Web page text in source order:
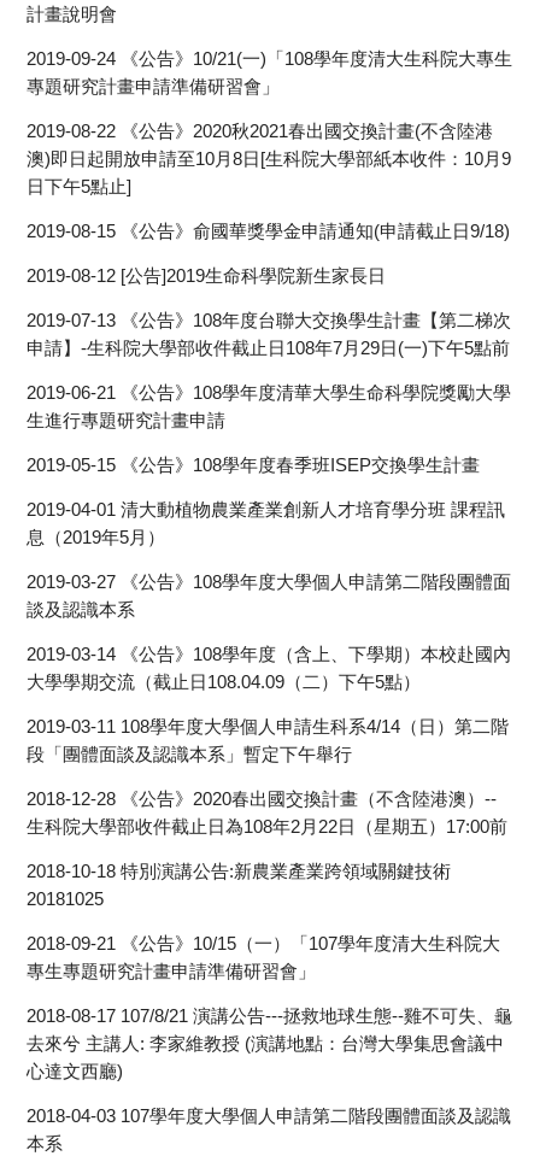
計畫說明會
2019-09-24
《公告》10/21(一)「108學年度清大生科院大專生
專題研究計畫申請準備研習會」
2019-08-22
《公告》2020秋2021春出國交換計畫(不含陸港
澳)即日起開放申請至10月8日[生科院大學部紙本收件：10月9
日下午5點止]
2019-08-15 《公告》俞國華獎學金申請通知(申請截止日9/18)
2019-08-12 [公告]2019生命科學院新生家長日
2019-07-13
《公告》108年度台聯大交換學生計畫【第二梯次
申請】-生科院大學部收件截止日108年7月29日(一)下午5點前
2019-06-21
《公告》108學年度清華大學生命科學院獎勵大學
生進行專題研究計畫申請
2019-05-15 《公告》108學年度春季班ISEP交換學生計畫
2019-04-01 清大動植物農業產業創新人才培育學分班 課程訊
息（2019年5月）
2019-03-27
《公告》108學年度大學個人申請第二階段團體面
談及認識本系
2019-03-14
《公告》108學年度（含上、下學期）本校赴國內
大學學期交流（截止日108.04.09（二）下午5點）
2019-03-11 108學年度大學個人申請生科系4/14（日）第二階
段「團體面談及認識本系」暫定下午舉行
2018-12-28
《公告》2020春出國交換計畫（不含陸港澳）--
生科院大學部收件截止日為108年2月22日（星期五）17:00前
2018-10-18 特別演講公告:新農業產業跨領域關鍵技術
20181025
2018-09-21
《公告》10/15（一）「107學年度清大生科院大
專生專題研究計畫申請準備研習會」
2018-08-17 107/8/21 演講公告---拯救地球生態--雞不可失、龜
去來兮 主講人: 李家維教授 (演講地點：台灣大學集思會議中
心達文西廳)
2018-04-03 107學年度大學個人申請第二階段團體面談及認識
本系